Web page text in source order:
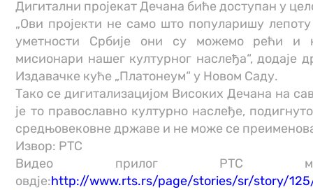
Дигитални пројекат Дечана биће доступан у
„Ови пројекти не само што популаришу
уметности Србије они су можемо рећи и
мисионари нашег културног наслеђа“, додаје
Издавачке куће „Платонеум“ у Новом Саду.
Тако се дигитализацијом Високих Дечана на
је то православно културно наслеђе,
средњовековне државе и не може се
Извор: РТС
Видео прилог РТС
овдје:http://www.rts.rs/page/stories/sr/story/